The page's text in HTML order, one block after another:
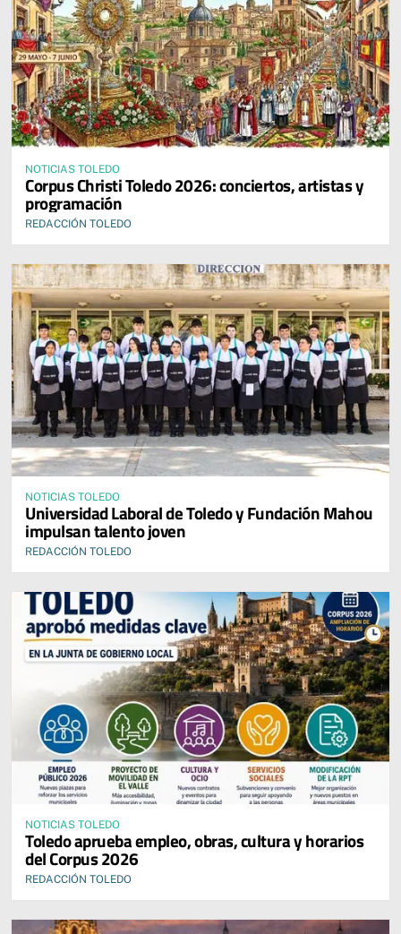
NOTICIAS TOLEDO
Corpus Christi Toledo 2026: conciertos, artistas y
programación
REDACCIÓN TOLEDO
NOTICIAS TOLEDO
Universidad Laboral de Toledo y Fundación Mahou
impulsan talento joven
REDACCIÓN TOLEDO
NOTICIAS TOLEDO
Toledo aprueba empleo, obras, cultura y horarios
del Corpus 2026
REDACCIÓN TOLEDO